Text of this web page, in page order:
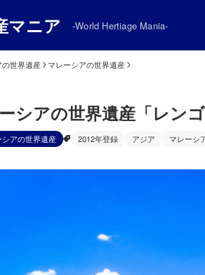
マニア -World Hertiage Mania-
の世界遺産 マレーシアの世界遺産
シアの世界遺産「レン
アの世界遺産 2012年登録 アジア マレーシ